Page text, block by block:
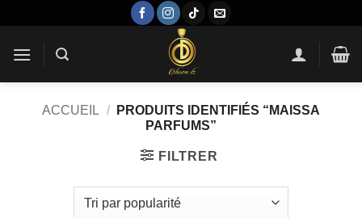
contenu
ACCUEIL /
PRODUITS IDENTIFIÉS “MAISSA
PARFUMS”
FILTRER